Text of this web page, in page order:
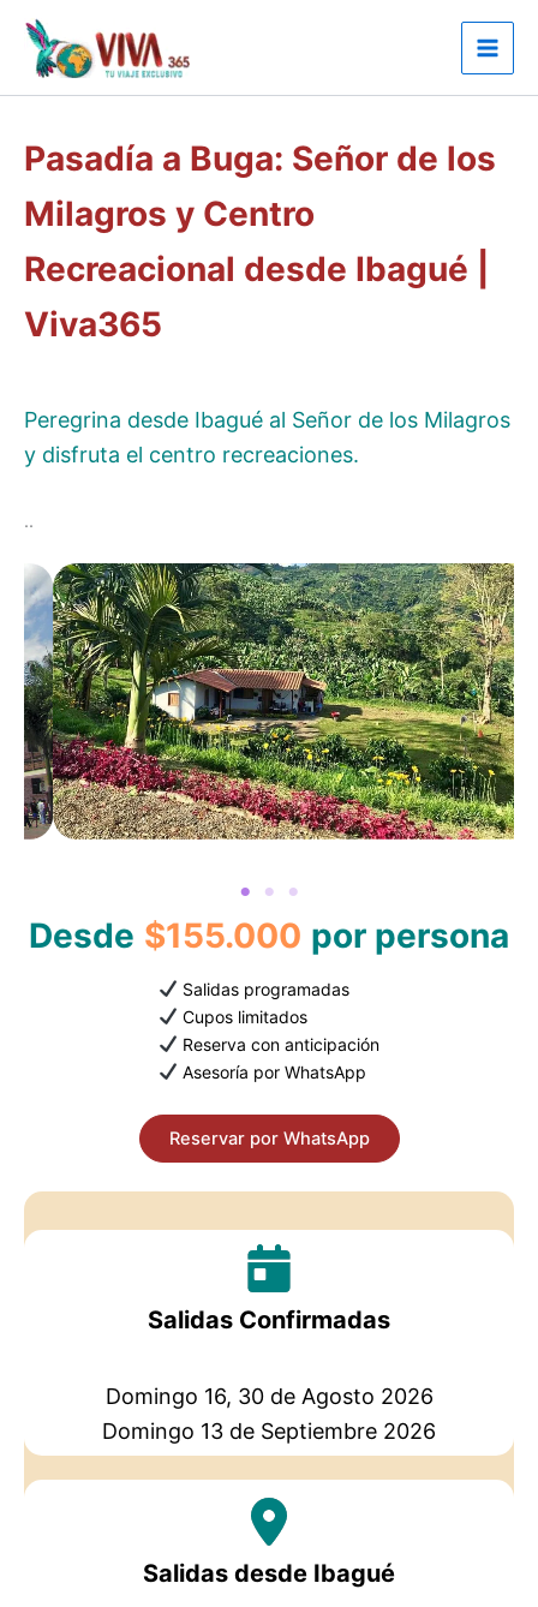
contenido
Pasadía a Buga: Señor de los
Milagros y Centro
Recreacional desde Ibagué |
Viva365
Peregrina desde Ibagué al Señor de los Milagros
y disfruta el centro recreaciones.
..
Desde $155.000 por persona
Salidas programadas
Cupos limitados
Reserva con anticipación
Asesoría por WhatsApp
Reservar por WhatsApp
Salidas Confirmadas
Domingo 16, 30 de Agosto 2026
Domingo 13 de Septiembre 2026
Salidas desde Ibagué